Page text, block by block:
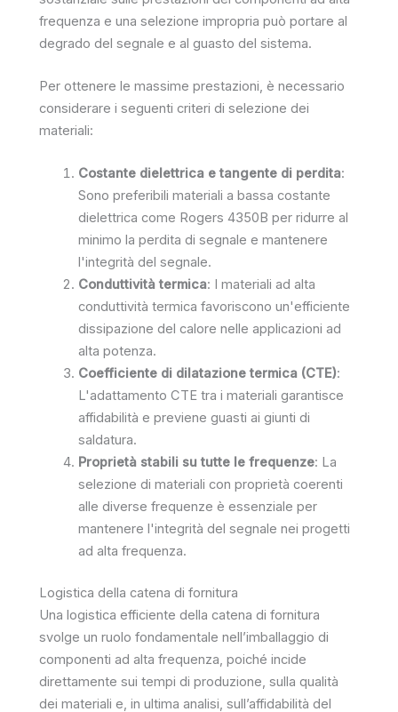
frequenza e una selezione impropria può portare al
degrado del segnale e al guasto del sistema.
Per ottenere le massime prestazioni, è necessario
considerare i seguenti criteri di selezione dei
materiali:
Costante dielettrica e tangente di perdita:
Sono preferibili materiali a bassa costante
dielettrica come Rogers 4350B per ridurre al
minimo la perdita di segnale e mantenere
l'integrità del segnale.
Conduttività termica: I materiali ad alta
conduttività termica favoriscono un'efficiente
dissipazione del calore nelle applicazioni ad
alta potenza.
Coefficiente di dilatazione termica (CTE):
L'adattamento CTE tra i materiali garantisce
affidabilità e previene guasti ai giunti di
saldatura.
Proprietà stabili su tutte le frequenze: La
selezione di materiali con proprietà coerenti
alle diverse frequenze è essenziale per
mantenere l'integrità del segnale nei progetti
ad alta frequenza.
Logistica della catena di fornitura
Una logistica efficiente della catena di fornitura
svolge un ruolo fondamentale nell’imballaggio di
componenti ad alta frequenza, poiché incide
direttamente sui tempi di produzione, sulla qualità
dei materiali e, in ultima analisi, sull’affidabilità del